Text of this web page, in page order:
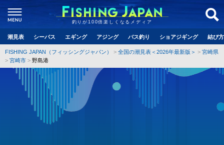
釣りが100倍楽しくなるメディア
潮見表 シーバス エギング アジング バス釣り ショアジギング 結び
FISHING JAPAN（フィッシングジャパン） 全国の潮見表＜2026年最新版＞
宮崎県
宮崎市
野島港